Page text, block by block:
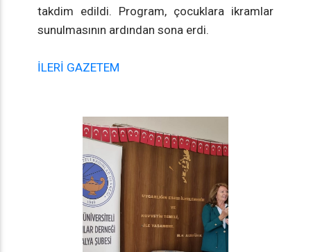
takdim edildi. Program, çocuklara ikramlar
sunulmasının ardından sona erdi.
İLERİ GAZETEM